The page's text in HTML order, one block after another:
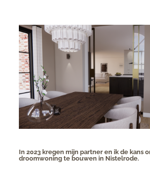
In 2023 kregen mijn partner en ik de kans
droomwoning te bouwen in Nistelrode.